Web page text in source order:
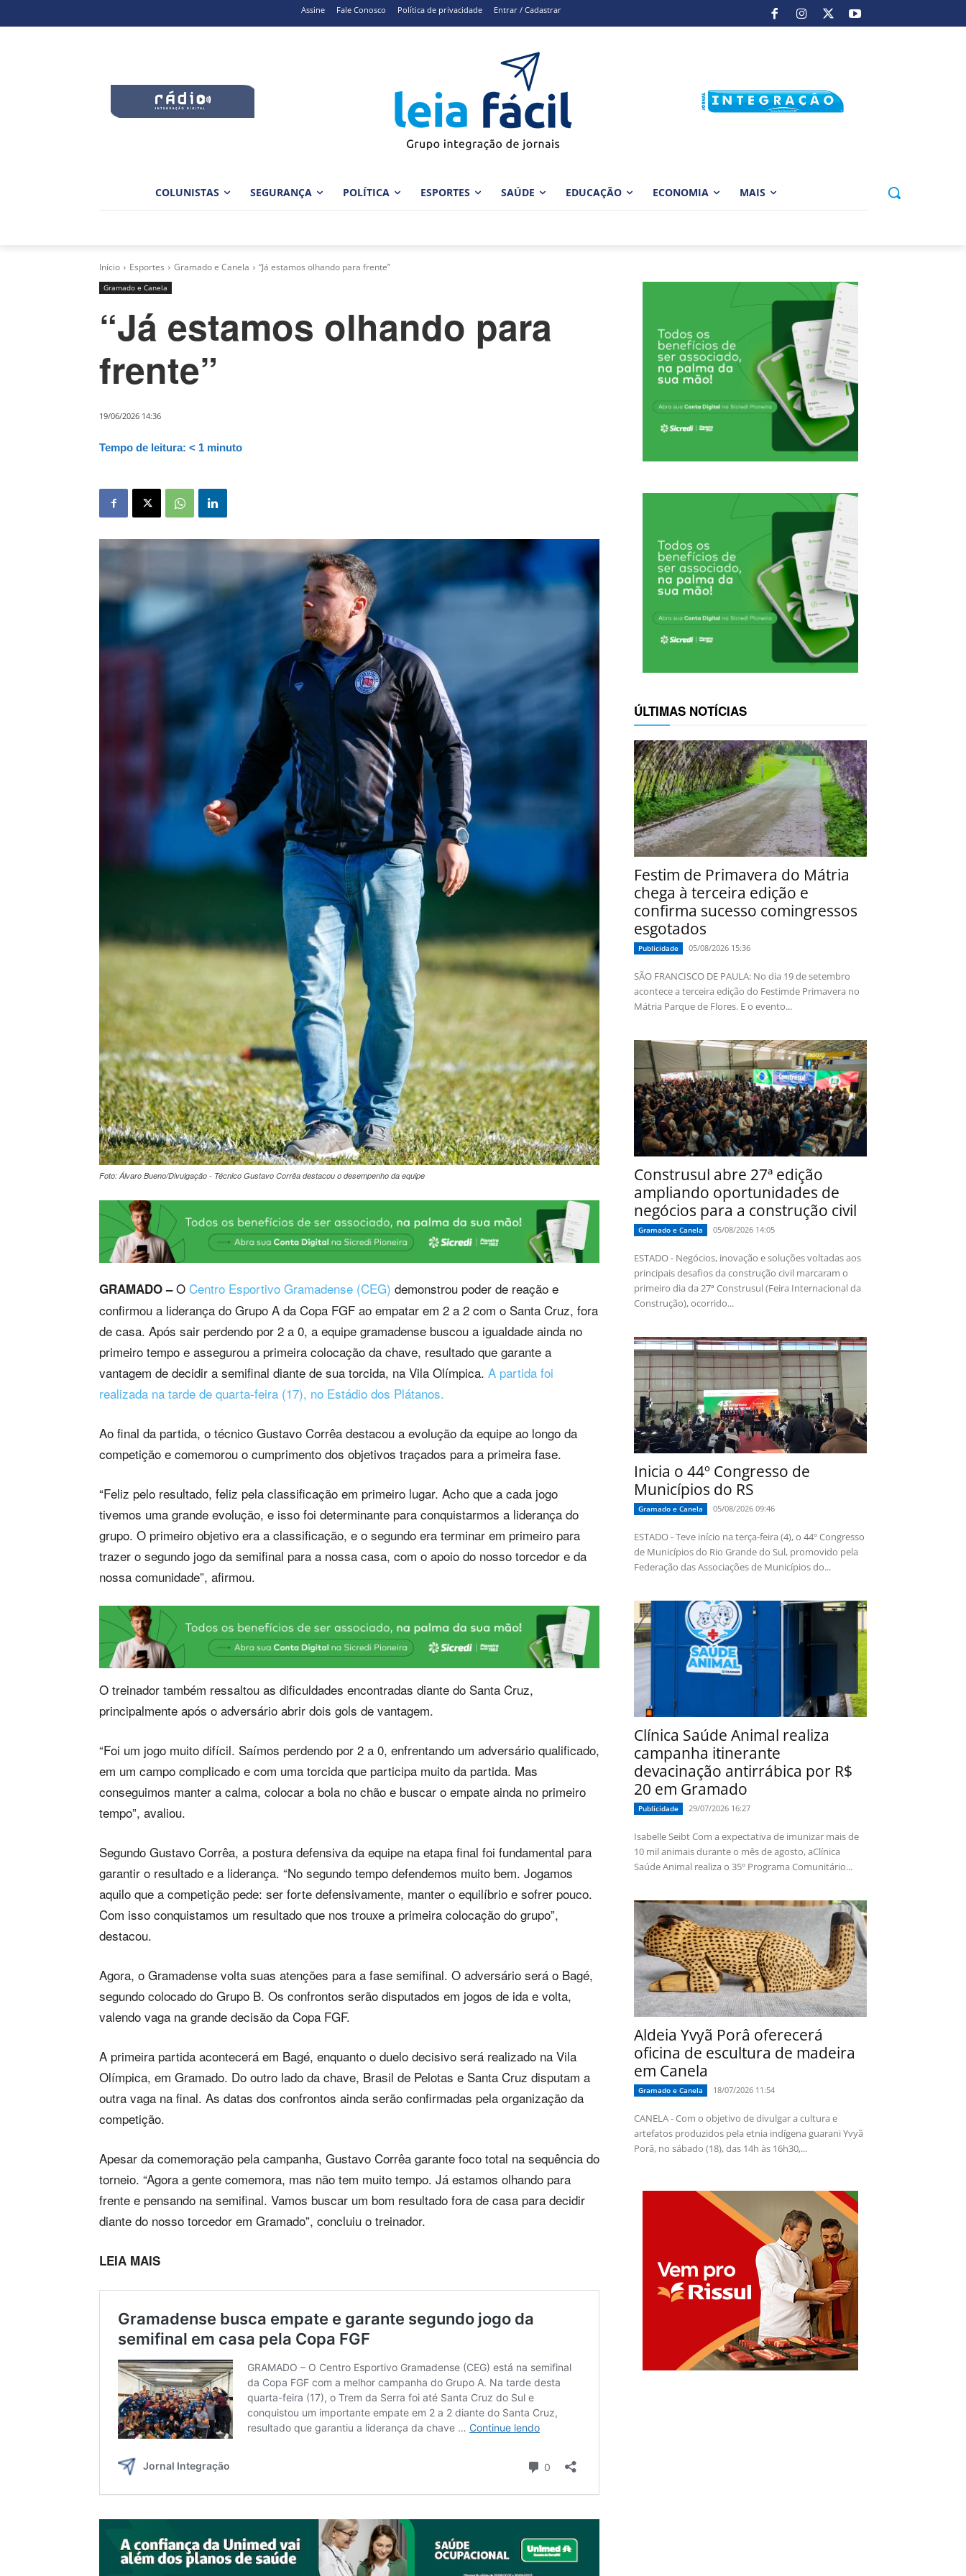
Assine Fale Conosco Política de privacidade Entrar / Cadastrar
COLUNISTAS SEGURANÇA POLÍTICA ESPORTES SAÚDE EDUCAÇÃO ECONOMIA MAIS
Início Esportes Gramado e Canela “Já estamos olhando para frente”
Gramado e Canela
“Já estamos olhando para
frente”
19/06/2026 14:36
Tempo de leitura: < 1 minuto
Foto: Álvaro Bueno/Divulgação - Técnico Gustavo Corrêa destacou o desempenho da equipe
GRAMADO –O Centro Esportivo Gramadense (CEG) demonstrou poder de reação e
confirmou a liderança do Grupo A da Copa FGF ao empatar em 2 a 2 com o Santa Cruz, fora
de casa. Após sair perdendo por 2 a 0, a equipe gramadense buscou a igualdade ainda no
primeiro tempo e assegurou a primeira colocação da chave, resultado que garante a
vantagem de decidir a semifinal diante de sua torcida, na Vila Olímpica. A partida foi
realizada na tarde de quarta-feira (17), no Estádio dos Plátanos.
Ao final da partida, o técnico Gustavo Corrêa destacou a evolução da equipe ao longo da
competição e comemorou o cumprimento dos objetivos traçados para a primeira fase.
“Feliz pelo resultado, feliz pela classificação em primeiro lugar. Acho que a cada jogo
tivemos uma grande evolução, e isso foi determinante para conquistarmos a liderança do
grupo. O primeiro objetivo era a classificação, e o segundo era terminar em primeiro para
trazer o segundo jogo da semifinal para a nossa casa, com o apoio do nosso torcedor e da
nossa comunidade”, afirmou.
O treinador também ressaltou as dificuldades encontradas diante do Santa Cruz,
principalmente após o adversário abrir dois gols de vantagem.
“Foi um jogo muito difícil. Saímos perdendo por 2 a 0, enfrentando um adversário qualificado,
em um campo complicado e com uma torcida que participa muito da partida. Mas
conseguimos manter a calma, colocar a bola no chão e buscar o empate ainda no primeiro
tempo”, avaliou.
Segundo Gustavo Corrêa, a postura defensiva da equipe na etapa final foi fundamental para
garantir o resultado e a liderança. “No segundo tempo defendemos muito bem. Jogamos
aquilo que a competição pede: ser forte defensivamente, manter o equilíbrio e sofrer pouco.
Com isso conquistamos um resultado que nos trouxe a primeira colocação do grupo”,
destacou.
Agora, o Gramadense volta suas atenções para a fase semifinal. O adversário será o Bagé,
segundo colocado do Grupo B. Os confrontos serão disputados em jogos de ida e volta,
valendo vaga na grande decisão da Copa FGF.
A primeira partida acontecerá em Bagé, enquanto o duelo decisivo será realizado na Vila
Olímpica, em Gramado. Do outro lado da chave, Brasil de Pelotas e Santa Cruz disputam a
outra vaga na final. As datas dos confrontos ainda serão confirmadas pela organização da
competição.
Apesar da comemoração pela campanha, Gustavo Corrêa garante foco total na sequência do
torneio. “Agora a gente comemora, mas não tem muito tempo. Já estamos olhando para
frente e pensando na semifinal. Vamos buscar um bom resultado fora de casa para decidir
diante do nosso torcedor em Gramado”, concluiu o treinador.
LEIA MAIS
ÚLTIMAS NOTÍCIAS
Festim de Primavera do Mátria
chega à terceira edição e
confirma sucesso comingressos
esgotados
Publicidade 05/08/2026 15:36
SÃO FRANCISCO DE PAULA: No dia 19 de setembro
acontece a terceira edição do Festimde Primavera no
Mátria Parque de Flores. E o evento...
Construsul abre 27ª edição
ampliando oportunidades de
negócios para a construção civil
Gramado e Canela 05/08/2026 14:05
ESTADO - Negócios, inovação e soluções voltadas aos
principais desafios da construção civil marcaram o
primeiro dia da 27ª Construsul (Feira Internacional da
Construção), ocorrido...
Inicia o 44º Congresso de
Municípios do RS
Gramado e Canela 05/08/2026 09:46
ESTADO - Teve início na terça-feira (4), o 44º Congresso
de Municípios do Rio Grande do Sul, promovido pela
Federação das Associações de Municípios do...
Clínica Saúde Animal realiza
campanha itinerante
devacinação antirrábica por R$
20 em Gramado
Publicidade 29/07/2026 16:27
Isabelle Seibt Com a expectativa de imunizar mais de
10 mil animais durante o mês de agosto, aClínica
Saúde Animal realiza o 35º Programa Comunitário...
Aldeia Yvyã Porâ oferecerá
oficina de escultura de madeira
em Canela
Gramado e Canela 18/07/2026 11:54
CANELA - Com o objetivo de divulgar a cultura e
artefatos produzidos pela etnia indígena guarani Yvyã
Porâ, no sábado (18), das 14h às 16h30,...